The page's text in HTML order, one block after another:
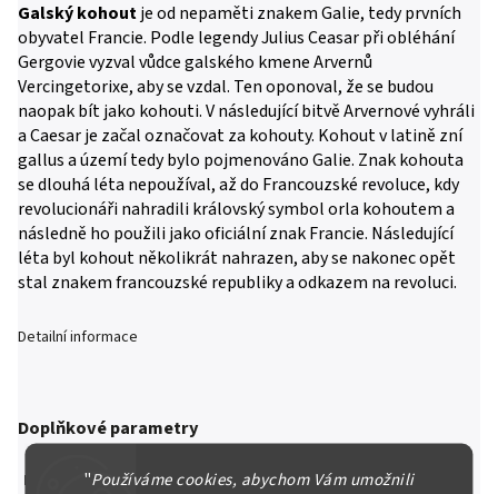
"Používáme cookies, abychom Vám umožnili
Galský kohoutje od nepaměti znakem Galie, tedy prvních
obyvatel Francie. Podle legendy Julius Ceasar při obléhání
Gergovie vyzval vůdce galského kmene Arvernů
Vercingetorixe, aby se vzdal. Ten oponoval, že se budou
naopak bít jako kohouti. V následující bitvě Arvernové vyhráli
a Caesar je začal označovat za kohouty. Kohout v latině zní
gallus a území tedy bylo pojmenováno Galie. Znak kohouta
se dlouhá léta nepoužíval, až do Francouzské revoluce, kdy
revolucionáři nahradili královský symbol orla kohoutem a
následně ho použili jako oficiální znak Francie. Následující
léta byl kohout několikrát nahrazen, aby se nakonec opět
stal znakem francouzské republiky a odkazem na revoluci.
Detailní informace
Doplňkové parametry
Kategorie:
Prodané položky